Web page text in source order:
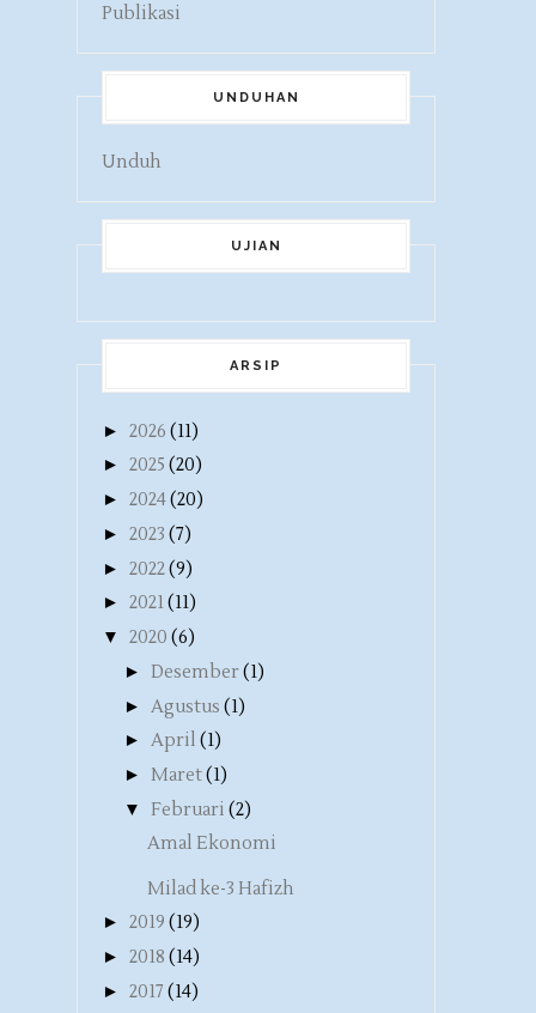
Publikasi
UNDUHAN
Unduh
UJIAN
ARSIP
► 2026 (11)
► 2025 (20)
► 2024(20)
► 2023 (7)
► 2022(9)
► 2021(11)
▼ 2020 (6)
► Desember(1)
► Agustus (1)
► April (1)
► Maret(1)
▼ Februari (2)
Amal Ekonomi
Milad ke-3 Hafizh
► 2019 (19)
► 2018 (14)
► 2017 (14)